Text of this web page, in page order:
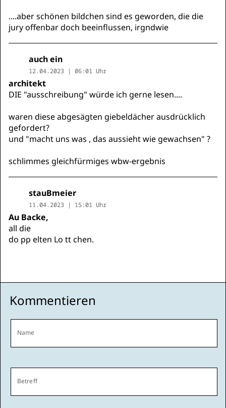
....aber schönen bildchen sind es geworden, die die
jury offenbar doch beeinflussen, irgndwie
auch ein
12.04.2023 | 06:01 Uhr
architekt
DIE "ausschreibung" würde ich gerne lesen....
waren diese abgesägten giebeldächer ausdrücklich
gefordert?
und "macht uns was , das aussieht wie gewachsen" ?
schlimmes gleichfürmiges wbw-ergebnis
stauBmeier
11.04.2023 | 15:01 Uhr
Au Backe,
all die
do pp elten Lo tt chen.
Kommentieren
Name
Betreff